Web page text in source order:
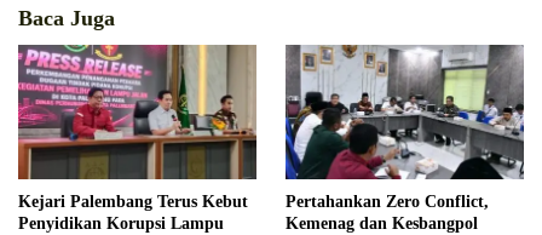
Baca Juga
Kejari Palembang Terus Kebut
Penyidikan Korupsi Lampu
Pertahankan Zero Conflict,
Kemenag dan Kesbangpol